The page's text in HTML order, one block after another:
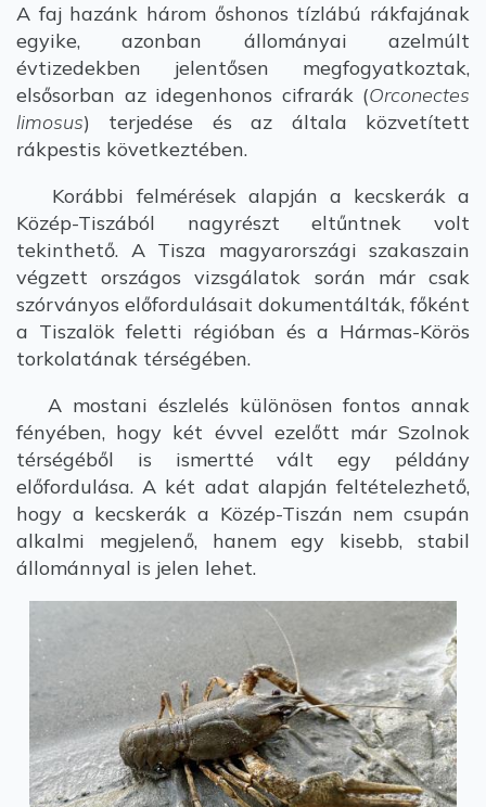
A faj hazánk három őshonos tízlábú rákfajának
egyike, azonban állományai azelmúlt
évtizedekben jelentősen megfogyatkoztak,
elsősorban az idegenhonos cifrarák (Orconectes
limosus) terjedése és az általa közvetített
rákpestis következtében.
Korábbi felmérések alapján a kecskerák a
Közép-Tiszából nagyrészt eltűntnek volt
tekinthető. A Tisza magyarországi szakaszain
végzett országos vizsgálatok során már csak
szórványos előfordulásait dokumentálták, főként
a Tiszalök feletti régióban és a Hármas-Körös
torkolatának térségében.
A mostani észlelés különösen fontos annak
fényében, hogy két évvel ezelőtt már Szolnok
térségéből is ismertté vált egy példány
előfordulása. A két adat alapján feltételezhető,
hogy a kecskerák a Közép-Tiszán nem csupán
alkalmi megjelenő, hanem egy kisebb, stabil
állománnyal is jelen lehet.